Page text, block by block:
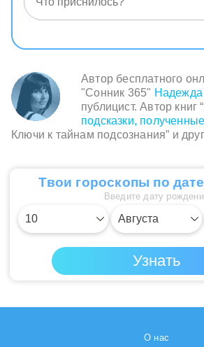
Автор бесплатного
"Сонник 365"
публицист. Автор книг “
подсказки,
Ключи к тайнам подсознания” и
Твои гороскопы по
Введите дату
О нас